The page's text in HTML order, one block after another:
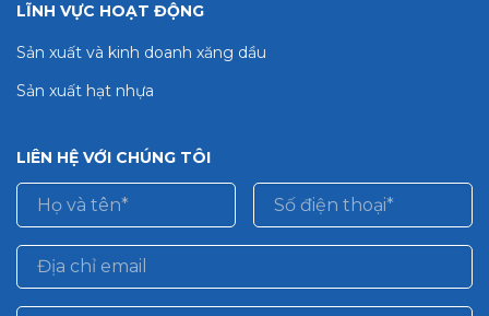
LĨNH VỰC HOẠT ĐỘNG
Sản xuất và kinh doanh xăng dầu
Sản xuất hạt nhựa
LIÊN HỆ VỚI CHÚNG TÔI